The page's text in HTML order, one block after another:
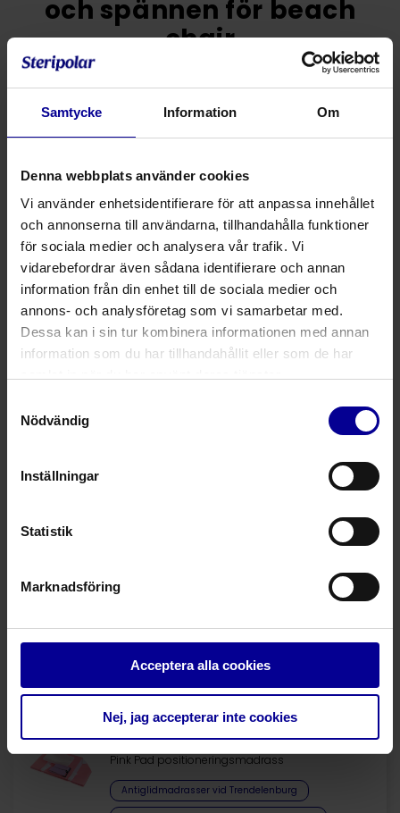
Samtycke Information Om
Denna webbplats använder cookies
Vi använder enhetsidentifierare för att anpassa innehållet
och annonserna till användarna, tillhandahålla funktioner
för sociala medier och analysera vår trafik. Vi
vidarebefordrar även sådana identifierare och annan
information från din enhet till de sociala medier och
annons- och analysföretag som vi samarbetar med.
Dessa kan i sin tur kombinera informationen med annan
information som du har tillhandahållit eller som de har
Nödvändig
Inställningar
Statistik
Marknadsföring
Acceptera alla cookies
Nej, jag accepterar inte cookies
För beach chair-läge
Med DermaProx-lager för ökad patientkomfort
Engångs
Produkt
40763 Huvudstöd med remmar och spännen för
och spännen för beach
chair
Låter huden andas
Skonsam mot huden
Dela
Relaterade produkter
Pink Pad Standard
Pink Pad positioneringsmadrass
Antiglidmadrasser vid Trendelenburg